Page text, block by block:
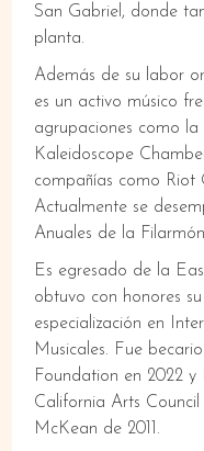
San Gabriel, donde
planta.
Además de su labor
es un activo músico
agrupaciones como la
Kaleidoscope
compañías como Riot
Actualmente se
Anuales de la
Es egresado de la
obtuvo con honores
especialización en
Musicales. Fue
Foundation en 2022
California Arts Council
McKean de 2011.